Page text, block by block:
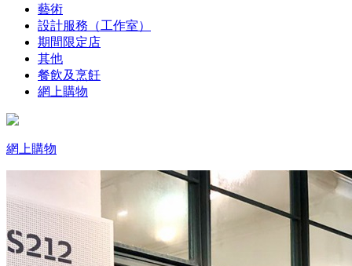
藝術
設計服務（工作室）
期間限定店
其他
餐飲及烹飪
網上購物
網上購物